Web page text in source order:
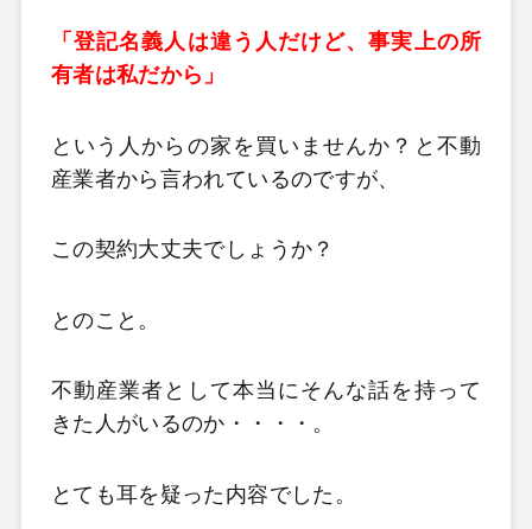
「登記名義人は違う人だけど、事実上の所
有者は私だから」
という人からの家を買いませんか？と不動
産業者から言われているのですが、
この契約大丈夫でしょうか？
とのこと。
不動産業者として本当にそんな話を持って
きた人がいるのか・・・・。
とても耳を疑った内容でした。